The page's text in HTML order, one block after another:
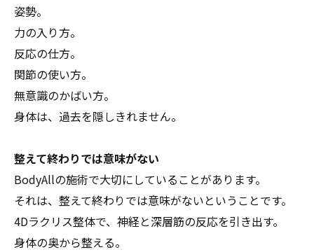
姿勢。
力の入り方。
反応の仕方。
関節の使い方。
無意識のかばい方。
身体は、過去を隠しきれません。
整えて終わりでは意味がない
BodyAllの施術で大切にしていることがあります。
それは、整えて終わりでは意味がないということです。
4Dラクリス整体で、神経と深層筋の反応を引き出す。
身体の奥から整える。